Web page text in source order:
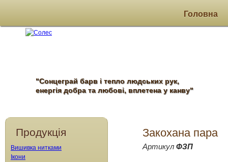
Головна
"Сонцеграй барв і тепло людських рук,
енергія добра та любові, вплетена у канву"
Закохана пара
Артикул ФЗП
Продукція
Вишивка нитками
Ікони